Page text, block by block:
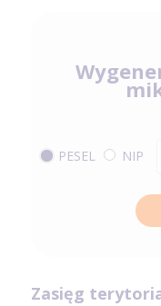
PESEL NIP
Zasięg